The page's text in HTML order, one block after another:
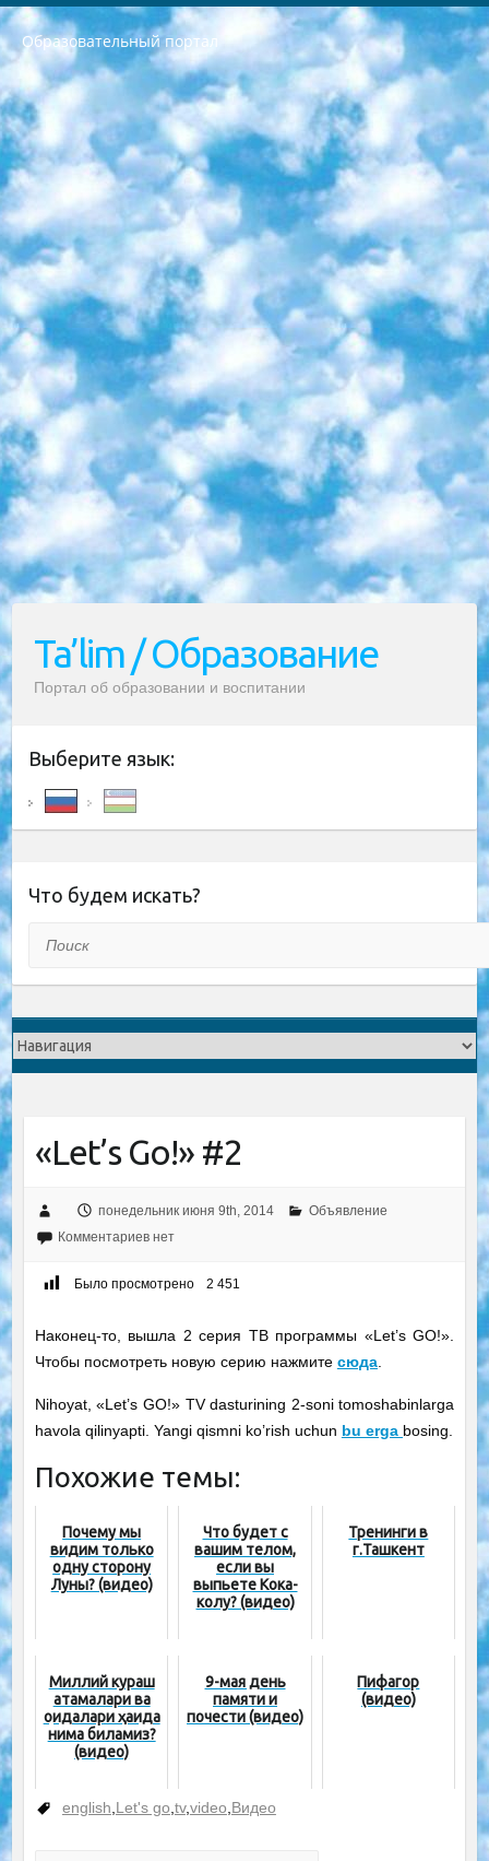
Образовательный портал
РЕСПУБЛИКА УЗБЕКИСТАН МИНИСТРЕРСТВО ДОШКОЛЬНОГО И ШКОЛЬНОГО ОБРАЗОВАНИЯ КОМАНДА в общеобразовательных учреждениях в 2023-2024 учебном году организация и проведение итоговой государственной аттестации обучающихся о Министра дошкольного и школьного образования Республики Узбекистан от 4 марта 2008 года (постановлением Минюста от 20 марта 2008 года № 1778 государственной регистрации) «Итоговое состояние учащихся общего среднего образования на основании положения об утверждении положения об аттестации общего среднего образования выпускной экзамен студентов в образовательных учреждениях в 2023-2024 учебном году В целях организации и прохождения аттестации приказываю: 1. Следующее: перечень предметов, по которым будет проводиться итоговая государственная аттестация и экзамен формы перевода согласно приложению 1; сертификаты международного образца, оценивающие уровень владения иностранными языками перечень согласно приложению 2; 2. Педагогический при специализированных образовательных учреждениях. научно-практический центр квалификации и международной оценки (Д.Давидова) 2024 г. До 25 марта: задания по предметам, по которым будет проводиться итоговая аттестация разработка и утверждение технических условий; итоговая аттестация на основании разработанного предметного задания разработка вопросов по предметам (устно и письменно), экзамен передача; общеобразовательные средние школы и специальные учебные заведения учащиеся выпускных классов школ и интернатов в агентской системе подготовка базы данных экзаменационных материалов и критериев оценки; перевод базы экзаменационных материалов на все языки обучения подать в Республиканский образовательный центр для изготовления; варианты экзаменов на основе разработанных контрольных материалов пусть будут поставлены задачи формирования. 3. Республиканский образовательный центр (Ш.Худайкулов) до 5 апреля 2024 года. до: база данных предоставленных экзаменационных материалов на все языки обучения перевод и экспертиза; для слепых, слабовидящих, глухих, слабослышащих и умственно отсталых детей учащиеся выпускных классов специализированных школ и школ-интернатов база данных экзаменационных материалов на всех преподаваемых языках подготовка критериев оценки; специализированные школы для умственно отсталых детей и технологии для учащихся выпускных классов школ-интернатов разработка соответствующих рекомендаций и критериев проведения ЕГЭ по естествознанию давать задания. 4. Педагогический при специализированных образовательных учреждениях. Научно-практический центр навыков и международной оценки (Д.Давидова), Республика образовательный центр (Худайкулов Ш.) итоговый государственный аттестационный экзамен ориентирован на творческое и логическое мышление при подготовке базы материалов учитывать введение заданий. 5. Следует отметить, что: сертификат государственного образца о знании общеобразовательного предмета и как минимум национальный уровень B1 по предметам на иностранных языках, указанным в Приложении 2. или международно признанный сертификат эквивалентного уровня студенты, изучающие определенный предмет, освобождаются от экзамена; по соответствующим предметам запланирована итоговая государственная аттестация за день до дня, путем жеребьевки Рабочей группой (в письменной форме по предметам, проводимым в форме) из числа сформированных вариантов выбрано 2 варианта; 2 выбранных варианта экзамена анонсированы на официальном сайте министерства и все выпускники по всей стране на основе этих вариантов проводит итоговую государственную аттестацию. 6. Государственное образование учащихся средних общеобразовательных учреждений. знания в соответствии с квалификационными требованиями, которые необходимо приобрести на основании стандартов итоговый (выпускной) контроль для 9 и 11 классов в целях тестирования Экзамены (далее – экзамены) состоят из предметов, перечисленных в приложении 1. будет сделано. 7. Экзамены пройдут с 26 мая по 15 июня 2024 г. (кроме науки физического воспитания). 8. Физическая для учащихся 9 классов общесредних образовательных учреждений. Экзамены по предмету «Образование, квалификация медицина» 1-6 мая 2024 года. сотрудники перевести под присмотр (с отклонениями в физическом или умственном развитии) специализированная школа для детей, школы-интернаты и со сколиозом школы-интернаты санаторного типа для больных детей исключены). 9. Он был слепым, слабовидящим и имел нарушения опорно-двигательного аппарата. экзамены в специализированных школах и интернатах для детей должны проводиться исходя из требований, предъявляемых к общеобразовательным учреждениям (физкультура кроме науки). 10. Специализированная школа для глухих и слабослышащих детей. и экзамены в интернатах и быть реализован в виде письменного теста по математике. 11. Специальность для умственно отсталых детей. Для 9 класса Родной язык и литературное письмо Государственный язык (язык обучения – узбекский). для неклассов) написано Математическое письмо Письменная/устная история Узбекистана Физическое воспитание практично Итоговый контроль Для 11 класса Написание родного языка и литературы (эссе) Математическое письмо Узбекский язык (обучение на узбекском языке) не посещающее общее среднее образование для учреждений)/Образовательное учреждение выбор письменный и устный Иностранный язык письменный/устный Письменная/устная история Узбекистана *По выбору студента:  Химия  Физика  Основы государственного права  География 10 бесплатных образовательных ресурсов - Мы составили подборку онлайн-проектов с интерактивными упражнениями, видеолекциями и статьями. Они помогут вам обрести новые и освежить старые знания бесплатно. 1. «ИНТУИТ» Старейшая образовательная площадка Рунета. Здесь вы найдёте сотни текстовых и видеокурсов на десятки различных тем — от программирования до психологии. Многие курсы подготовлены российскими университетами и крупными международными компаниями вроде Intel и Microsoft. Самостоятельное обучение бесплатное, но желающие могут оплатить услуги персональных наставников. 2. «Смартия» знакомит с актуальными профессиями и подсказывает, как им обучаться. Выбрав заинтересовавшую вас специальность — SMM-специалист, фотограф, веб-дизайнер или другую, — увидите список необходимых для неё умений. Чтобы вы могли освоить их самостоятельно, для каждого умения площадка отображает подборку ссылок на учебные материалы. Хотя «Смартия» ориентируется на русскоязычную аудиторию, часть контента всё же доступна только на английском. 3. «Лекторий Физтеха» Проект Московского физико-технического института (Физтеха). С его помощью вы можете смотреть онлайн серии лекций, записанные на видео в этом вузе. В числе доступных предметов — физика, биология, химия, информационные технологии и другие. К некоторым лекциям администрация ресурса прилагает готовые конспекты, которые можно скачивать в PDF-формате. 4. ITMOcourses Онлайн-площадка Санкт-Петербургского национального исследовательского университета информационных технологий, механики и оптики (ИТМО). Ресурс предоставляет свободный доступ к курсам, разработанным в этом вузе. Каталог материалов разбит на четыре категории: «Оптические системы и технологии», «Приборостроение и робототехника», «Информационные технологии» и «Биотехнологии». Курсы состоят из видеолекций, интерактивных демонстраций и заданий. 5. «КиберЛенинка» Электронная научная библиотека открытого доступа. Каталог площадки регулярно обрастает текстами статей из различных научных изданий. Сгруппированные по журналам и рубрикам публикации можно читать онлайн или скачивать целиком в PDF-формате. Проект нацелен на популяризацию науки за счёт открытого доступа к качественной информации. 6. «ПостНаука» На этом ресурсе публикуют подборки видеолекций, составленные экспертами из разных отраслей и объединённые общими темами. Среди них, к примеру, есть серии «Биоинформатика и геномика», «Культура средневековой Скандинавии» и Cinema Studies о теории кино. Каждая подборка лекций — логически связанная история, рассказанная экспертом от первого лица. Кроме того, на сайте появляются научно-образовательные статьи и тесты на разные темы. 7. «Newочём» Команда проекта «Newочём» отбирает самые интересные тексты из англоязычных СМИ и переводит те из них, за которые голосуют участники сообщества «ВКонтакте». По большей части это научно-популярные статьи. Редакторы придумывают лишь заголовки, в остальном содержание переводов соответствует оригиналам. Полные тексты можно читать прямо в социальной сети. 8. InternetUrok Онлайн-база материалов по основным дисциплинам школьной программы. Информация на сайте структурирована по классам, предметам и темам (урокам). Каждый урок состоит из видеолекций и конспектов. Есть также интерактивные тренажёры и тесты для закрепления пройденного материала. Даже если вы давно окончили школу, возможность повторить программу старших классов всегда может пригодиться. 9. Edutainme Ещё один ресурс об образовании. В отличие от Newtonew, как мне кажется, Edutainme больше ориентируется на представителей индустрии: педагогов, предпринимателей, разработчиков образовательных проектов. Но и любой, кто просто стремится к саморазвитию, найдёт на сайте много полезного и интересного для себя. Например, информацию о новых курсах и образовательных сервисах. 10. Newtonew Онлайн-медиа об образовании и обучении в широком смысле. Авторы Newtonew пишут об инструментах, заведениях, тактиках и стратегиях, которые помогают учить других и получать новые знания самостоятельно. На этой площадке вы найдёте новости, обзоры, аналитические мат
Ta’lim / Образование
Портал об образовании и воспитании
Выберите язык:
Что будем искать?
«Let’s Go!» #2
понедельник июня 9th, 2014
Объявление
Комментариев нет
Было просмотрено 2 451
Наконец-то, вышла 2 серия ТВ программы «Let’s GO!».
Чтобы посмотреть новую серию нажмите сюда.
Nihoyat, «Let’s GO!» TV dasturining 2-soni tomoshabinlarga
havola qilinyapti. Yangi qismni ko’rish uchun bu erga bosing.
Похожие темы:
Почему мы
видим только
одну сторону
Луны? (видео)
Что будет с
вашим телом,
если вы
выпьете Кока-
колу? (видео)
Тренинги в
г.Ташкент
Миллий кураш
атамалари ва
қоидалари ҳақида
нима биламиз?
(видео)
9-мая день
памяти и
почести (видео)
Пифагор
(видео)
english Let's go tv,video Видео